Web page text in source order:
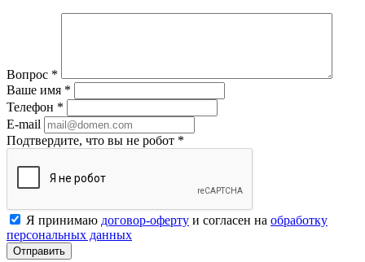
Вопрос *
Ваше имя *
Телефон *
E-mail
Подтвердите, что вы не робот *
Я принимаю договор-оферту и согласен на обработку
персональных данных